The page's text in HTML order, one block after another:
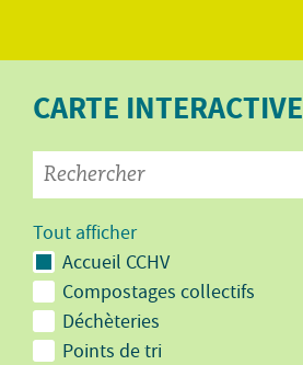
CARTE INTERACTIVE
Tout afficher
Accueil CCHV
Compostages collectifs
Déchèteries
Points de tri